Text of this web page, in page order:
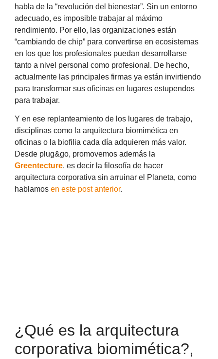
habla de la “revolución del bienestar”. Sin un entorno
adecuado, es imposible trabajar al máximo
rendimiento. Por ello, las organizaciones están
“cambiando de chip” para convertirse en ecosistemas
en los que los profesionales puedan desarrollarse
tanto a nivel personal como profesional. De hecho,
actualmente las principales firmas ya están invirtiendo
para transformar sus oficinas en lugares estupendos
para trabajar.
Y en ese replanteamiento de los lugares de trabajo,
disciplinas como la arquitectura biomimética en
oficinas o la biofilia cada día adquieren más valor.
Desde plug&go, promovemos además la
Greentecture, es decir la filosofía de hacer
arquitectura corporativa sin arruinar el Planeta, como
hablamos en este post anterior.
¿Qué es la arquitectura
corporativa biomimética?,